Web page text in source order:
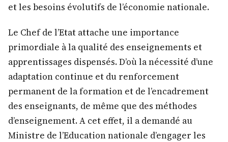
et les besoins évolutifs de l’économie nationale.
Le Chef de l’Etat attache une importance
primordiale à la qualité des enseignements et
apprentissages dispensés. D’où la nécessité d’une
adaptation continue et du renforcement
permanent de la formation et de l’encadrement
des enseignants, de même que des méthodes
d’enseignement. A cet effet, il a demandé au
Ministre de l’Education nationale d’engager les